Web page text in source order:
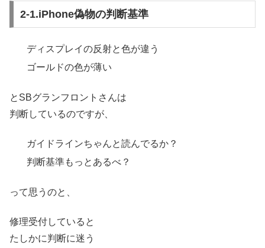
2-1.iPhone偽物の判断基準
ディスプレイの反射と色が違う
ゴールドの色が薄い
とSBグランフロントさんは
判断しているのですが、
ガイドラインちゃんと読んでるか？
判断基準もっとあるべ？
って思うのと、
修理受付していると
たしかに判断に迷う